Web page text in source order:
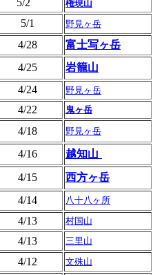
5/2 権現山
5/1 野見ヶ岳
4/28
富士写ヶ岳
4/25
岩籠山
4/24 野見ヶ岳
4/22 鬼ヶ岳
4/18 野見ヶ岳
4/16
越知山
4/15
西方ヶ岳
4/14 八十八ヶ所
4/13 村国山
4/13 三里山
4/12 文殊山